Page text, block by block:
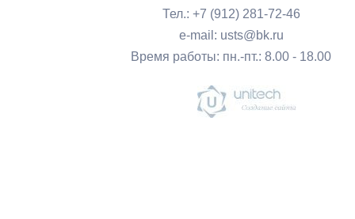
Тел.: +7 (912) 281-72-46
e-mail: usts@bk.ru
Время работы: пн.-пт.: 8.00 - 18.00